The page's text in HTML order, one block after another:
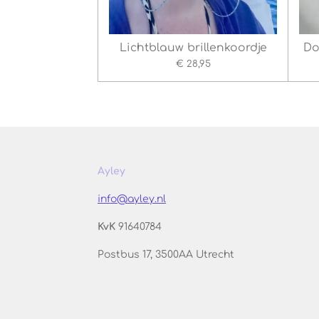
Lichtblauw brillenkoordje
€ 28,95
Ayley
info@ayley.nl
KvK 91640784
Postbus 17, 3500AA Utrecht